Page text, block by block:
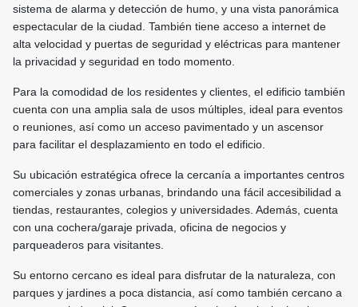
sistema de alarma y detección de humo, y una vista panorámica
espectacular de la ciudad. También tiene acceso a internet de
alta velocidad y puertas de seguridad y eléctricas para mantener
la privacidad y seguridad en todo momento.
Para la comodidad de los residentes y clientes, el edificio también
cuenta con una amplia sala de usos múltiples, ideal para eventos
o reuniones, así como un acceso pavimentado y un ascensor
para facilitar el desplazamiento en todo el edificio.
Su ubicación estratégica ofrece la cercanía a importantes centros
comerciales y zonas urbanas, brindando una fácil accesibilidad a
tiendas, restaurantes, colegios y universidades. Además, cuenta
con una cochera/garaje privada, oficina de negocios y
parqueaderos para visitantes.
Su entorno cercano es ideal para disfrutar de la naturaleza, con
parques y jardines a poca distancia, así como también cercano a